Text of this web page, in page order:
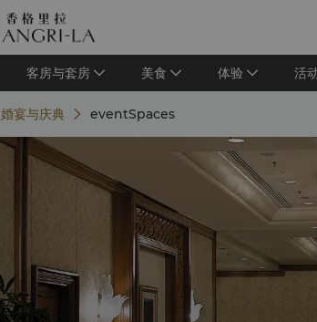
客房与套房 美食 体验 活
婚宴与庆典 eventSpaces